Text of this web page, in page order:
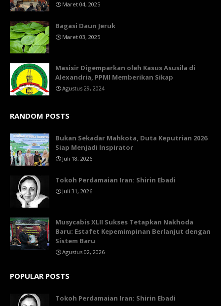
Maret 04, 2025
Bagasi Daun Jeruk
Maret 03, 2025
Masisir Digemparkan oleh Kasus Asusila di
Alexandria, PPMI Memberikan Sikap
Agustus 29, 2024
RANDOM POSTS
Bukan Sekadar Mahkota, Duta Keputrian 2026
Siap Menjadi Inspirator
Juli 18, 2026
Tokoh Perdamaian Iran: Shirin Ebadi
Juli 31, 2026
Musycabis XLII Sukses Tetapkan Nakhoda
Baru: Estafet Kepemimpinan Berlanjut dengan
Sistem Baru
Agustus 02, 2026
POPULAR POSTS
Tokoh Perdamaian Iran: Shirin Ebadi